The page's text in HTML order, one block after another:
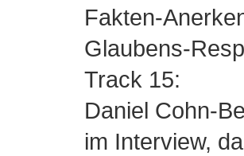
Fakten-
Glaubens-
Track 15:
Daniel Cohn-
im Interview,